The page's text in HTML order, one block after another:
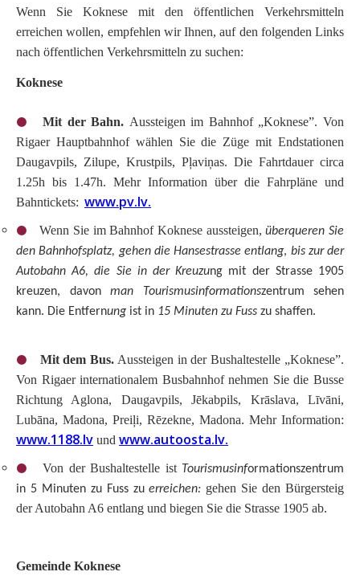
Wenn Sie Koknese mit den öffentlichen Verkehrsmitteln
erreichen wollen, empfehlen wir Ihnen, auf den folgenden Links
nach öffentlichen Verkehrsmitteln zu suchen:
Koknese
Mit der Bahn. Aussteigen im Bahnhof „Koknese”. Von
Rigaer Hauptbahnhof wählen Sie die Züge mitEndstationen
Daugavpils, Zilupe, Krustpils, Pļaviņas. Die Fahrtdauer circa
1.25h bis 1.47h. Mehr Information über die Fahrpläne und
Bahntickets: www.pv.lv.
Wenn Sie im Bahnhof Koknese aussteigen,überqueren Sie
den Bahnhofsplatz, gehen die Hansestrasse entlang, bis zur der
Autobahn A6, die Sie in der Kreuzung mit der Strasse 1905
kreuzen, davon man Tourismusinformationszentrum sehen
kann. Die Entfernung ist in 15 Minuten zu Fuss zu shaffen.
Mit dem Bus. Aussteigen in der Bushaltestelle „Koknese”.
Von Rigaer internationalem Busbahnhof nehmen Sie die Busse
Richtung Aglona, Daugavpils, Jēkabpils, Krāslava, Līvāni,
Lubāna, Madona, Preiļi, Rēzekne, Madona. Mehr Information:
www.1188.lv und www.autoosta.lv.
Von der Bushaltestelle ist Tourismusinformationszentrum
in 5 Minuten zu Fuss zuerreichen:gehen Sie den Bürgersteig
der Autobahn A6 entlang und biegen Sie die Strasse 1905 ab.
Gemeinde Koknese